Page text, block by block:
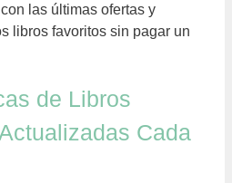
las últimas ofertas y
libros favoritos sin pagar un
de Libros
Cada